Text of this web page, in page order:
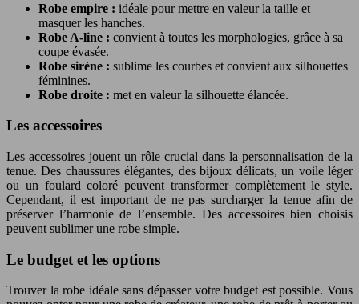
Robe empire : idéale pour mettre en valeur la taille et
masquer les hanches.
Robe A-line : convient à toutes les morphologies, grâce à sa
coupe évasée.
Robe sirène : sublime les courbes et convient aux silhouettes
féminines.
Robe droite : met en valeur la silhouette élancée.
Les accessoires
Les accessoires jouent un rôle crucial dans la personnalisation de la
tenue. Des chaussures élégantes, des bijoux délicats, un voile léger
ou un foulard coloré peuvent transformer complètement le style.
Cependant, il est important de ne pas surcharger la tenue afin de
préserver l’harmonie de l’ensemble. Des accessoires bien choisis
peuvent sublimer une robe simple.
Le budget et les options
Trouver la robe idéale sans dépasser votre budget est possible. Vous